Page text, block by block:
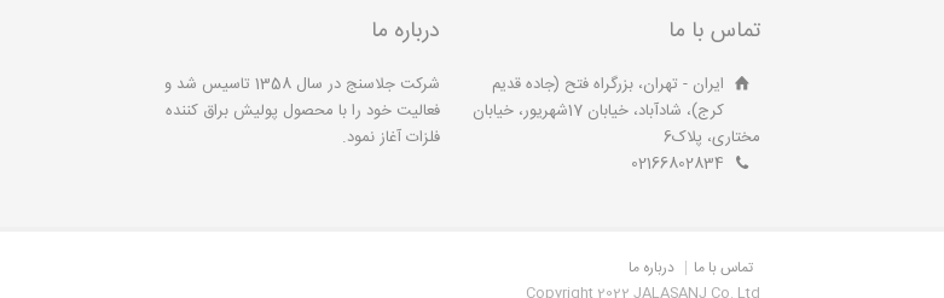
تماس با ما
ایران - تهران، بزرگراه فتح (جاده قدیم
کرج)، شادآباد، خیابان 17شهریور، خیابان
مختاری، پلاک6
02166802834
درباره ما
شرکت جلاسنج در سال 1358 تاسیس شد و
فعالیت خود را با محصول پولیش براق کننده
فلزات آغاز نمود.
درباره ما
تماس با ما
Copyright 2022 JALASANJ Co. Ltd